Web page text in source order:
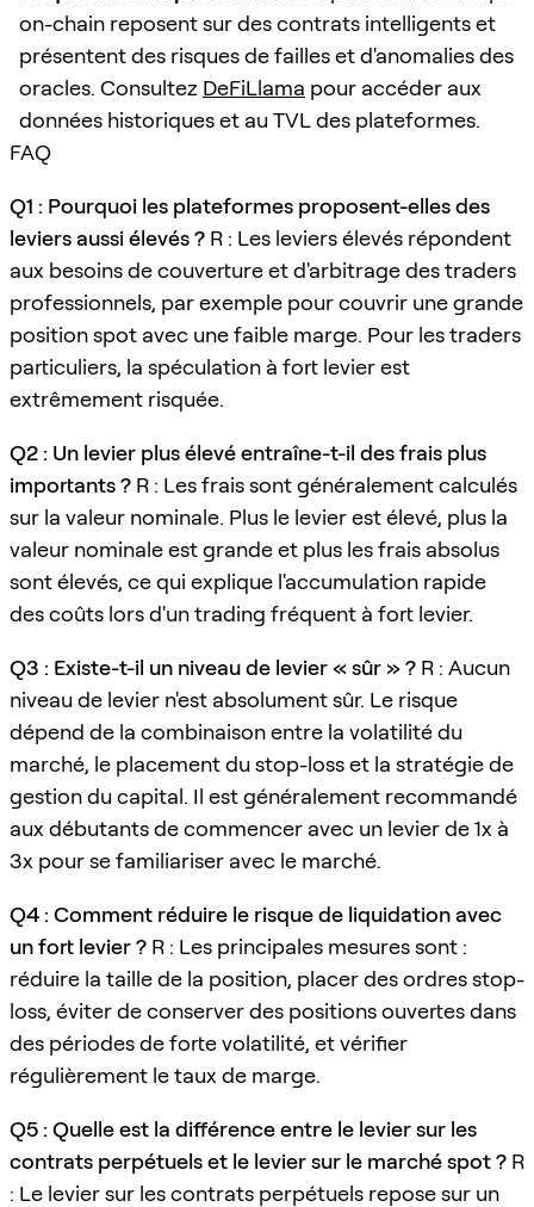
on-chain reposent sur des contrats intelligents et
présentent des risques de failles et d'anomalies des
oracles. Consultez DeFiLlama pour accéder aux
données historiques et au TVL des plateformes.
FAQ
Q1 : Pourquoi les plateformes proposent-elles des
leviers aussi élevés ? R : Les leviers élevés répondent
aux besoins de couverture et d'arbitrage des traders
professionnels, par exemple pour couvrir une grande
position spot avec une faible marge. Pour les traders
particuliers, la spéculation à fort levier est
extrêmement risquée.
Q2 : Un levier plus élevé entraîne-t-il des frais plus
importants ? R : Les frais sont généralement calculés
sur la valeur nominale. Plus le levier est élevé, plus la
valeur nominale est grande et plus les frais absolus
sont élevés, ce qui explique l'accumulation rapide
des coûts lors d'un trading fréquent à fort levier.
Q3 : Existe-t-il un niveau de levier « sûr » ? R : Aucun
niveau de levier n'est absolument sûr. Le risque
dépend de la combinaison entre la volatilité du
marché, le placement du stop-loss et la stratégie de
gestion du capital. Il est généralement recommandé
aux débutants de commencer avec un levier de 1x à
3x pour se familiariser avec le marché.
Q4 : Comment réduire le risque de liquidation avec
un fort levier ? R : Les principales mesures sont :
réduire la taille de la position, placer des ordres stop-
loss, éviter de conserver des positions ouvertes dans
des périodes de forte volatilité, et vérifier
régulièrement le taux de marge.
Q5 : Quelle est la différence entre le levier sur les
contrats perpétuels et le levier sur le marché spot ? R
: Le levier sur les contrats perpétuels repose sur un